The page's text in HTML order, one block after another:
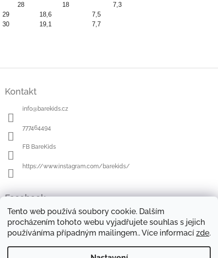
Tento web používá soubory cookie. Dalším
procházením tohoto webu vyjadřujete souhlas s jejich
používáníma případným mailingem.. Více informací zde.
28
18
7,3
29
18,6
7,5
30
19,1 7,7
Kontakt
info@barekids.cz
777464494
FB BareKids
https://www.instagram.com/barekids/
Facebook